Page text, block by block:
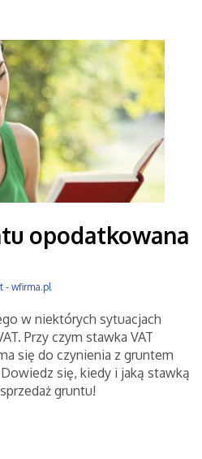
opodatkowana
- wfirma.pl
w niektórych sytuacjach
Przy czym stawka VAT
się do czynienia z gruntem
się, kiedy i jaką stawką
gruntu!